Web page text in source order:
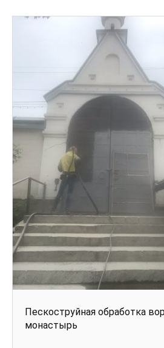
Пескоструйная обработка
монастырь